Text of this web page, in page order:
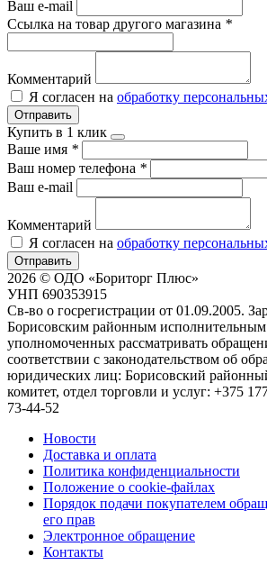
Ваш e-mail
Ссылка на товар другого магазина *
Комментарий
Я согласен на обработку
Отправить
Купить в 1 клик
Ваше имя *
Ваш номер телефона *
Ваш e-mail
Комментарий
Я согласен на обработку
Отправить
2026 © ОДО «Бориторг Плюс»
УНП 690353915
Св-во о госрегистрации от 01.09.2005.
Борисовским районным
уполномоченных рассматривать
соответствии с законодательством об
юридических лиц: Борисовский
комитет, отдел торговли и услуг: +375
73-44-52
Новости
Доставка и оплата
Политика конфиденциальности
Положение о cookie-файлах
Порядок подачи покупателем
его прав
Электронное обращение
Контакты